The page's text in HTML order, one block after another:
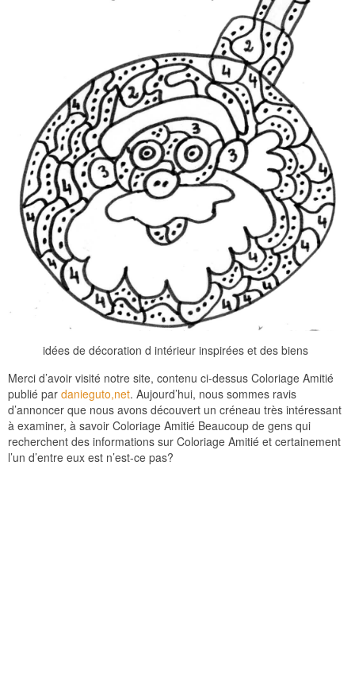
idées de décoration d intérieur inspirées et des biens
Merci d’avoir visité notre site, contenu ci-dessus Coloriage Amitié
publié par danieguto,net. Aujourd’hui, nous sommes ravis
d’annoncer que nous avons découvert un créneau très intéressant
à examiner, à savoir Coloriage Amitié Beaucoup de gens qui
recherchent des informations sur Coloriage Amitié et certainement
l’un d’entre eux est n’est-ce pas?